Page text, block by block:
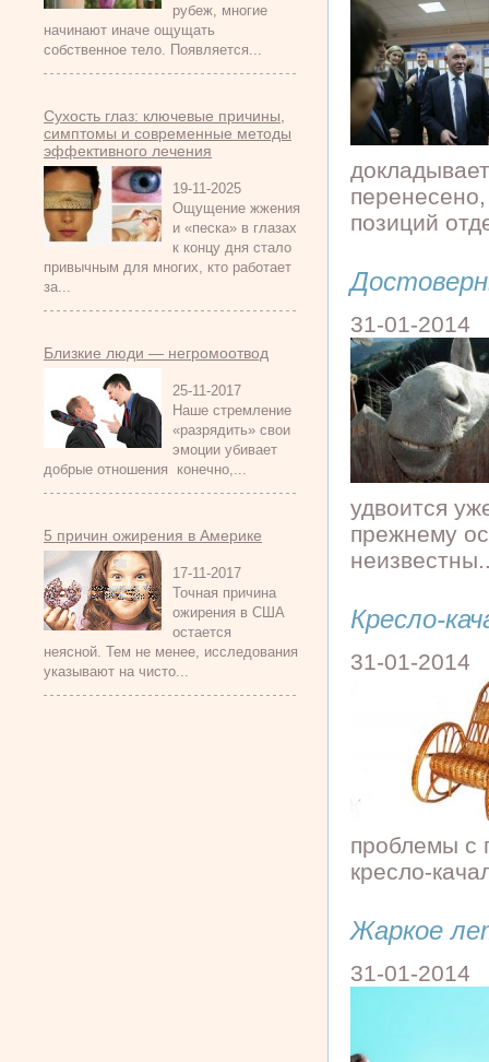
рубеж, многие
начинают иначе ощущать
собственное тело. Появляется...
Сухость глаз: ключевые причины,
симптомы и современные методы
эффективного лечения
19-11-2025
Ощущение жжения
и «песка» в глазах
к концу дня стало
привычным для многих, кто работает
за...
Близкие люди — негромоотвод
25-11-2017
Наше стремление
«разрядить» свои
эмоции убивает
добрые отношения конечно,...
5 причин ожирения в Америке
17-11-2017
Точная причина
ожирения в США
остается
неясной. Тем не менее, исследования
указывают на чисто...
позиций
31-01-2014
удвоится
прежнему
Кресло-
31-01-2014
проблемы с
кресло-
Жаркое
31-01-2014